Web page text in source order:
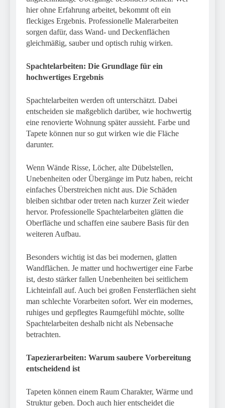
hier ohne Erfahrung arbeitet, bekommt oft ein
fleckiges Ergebnis. Professionelle Malerarbeiten
sorgen dafür, dass Wand- und Deckenflächen
gleichmäßig, sauber und optisch ruhig wirken.
Spachtelarbeiten: Die Grundlage für ein
hochwertiges Ergebnis
Spachtelarbeiten werden oft unterschätzt. Dabei
entscheiden sie maßgeblich darüber, wie hochwertig
eine renovierte Wohnung später aussieht. Farbe und
Tapete können nur so gut wirken wie die Fläche
darunter.
Wenn Wände Risse, Löcher, alte Dübelstellen,
Unebenheiten oder Übergänge im Putz haben, reicht
einfaches Überstreichen nicht aus. Die Schäden
bleiben sichtbar oder treten nach kurzer Zeit wieder
hervor. Professionelle Spachtelarbeiten glätten die
Oberfläche und schaffen eine saubere Basis für den
weiteren Aufbau.
Besonders wichtig ist das bei modernen, glatten
Wandflächen. Je matter und hochwertiger eine Farbe
ist, desto stärker fallen Unebenheiten bei seitlichem
Lichteinfall auf. Auch bei großen Fensterflächen sieht
man schlechte Vorarbeiten sofort. Wer ein modernes,
ruhiges und gepflegtes Raumgefühl möchte, sollte
Spachtelarbeiten deshalb nicht als Nebensache
betrachten.
Tapezierarbeiten: Warum saubere Vorbereitung
entscheidend ist
Tapeten können einem Raum Charakter, Wärme und
Struktur geben. Doch auch hier entscheidet die